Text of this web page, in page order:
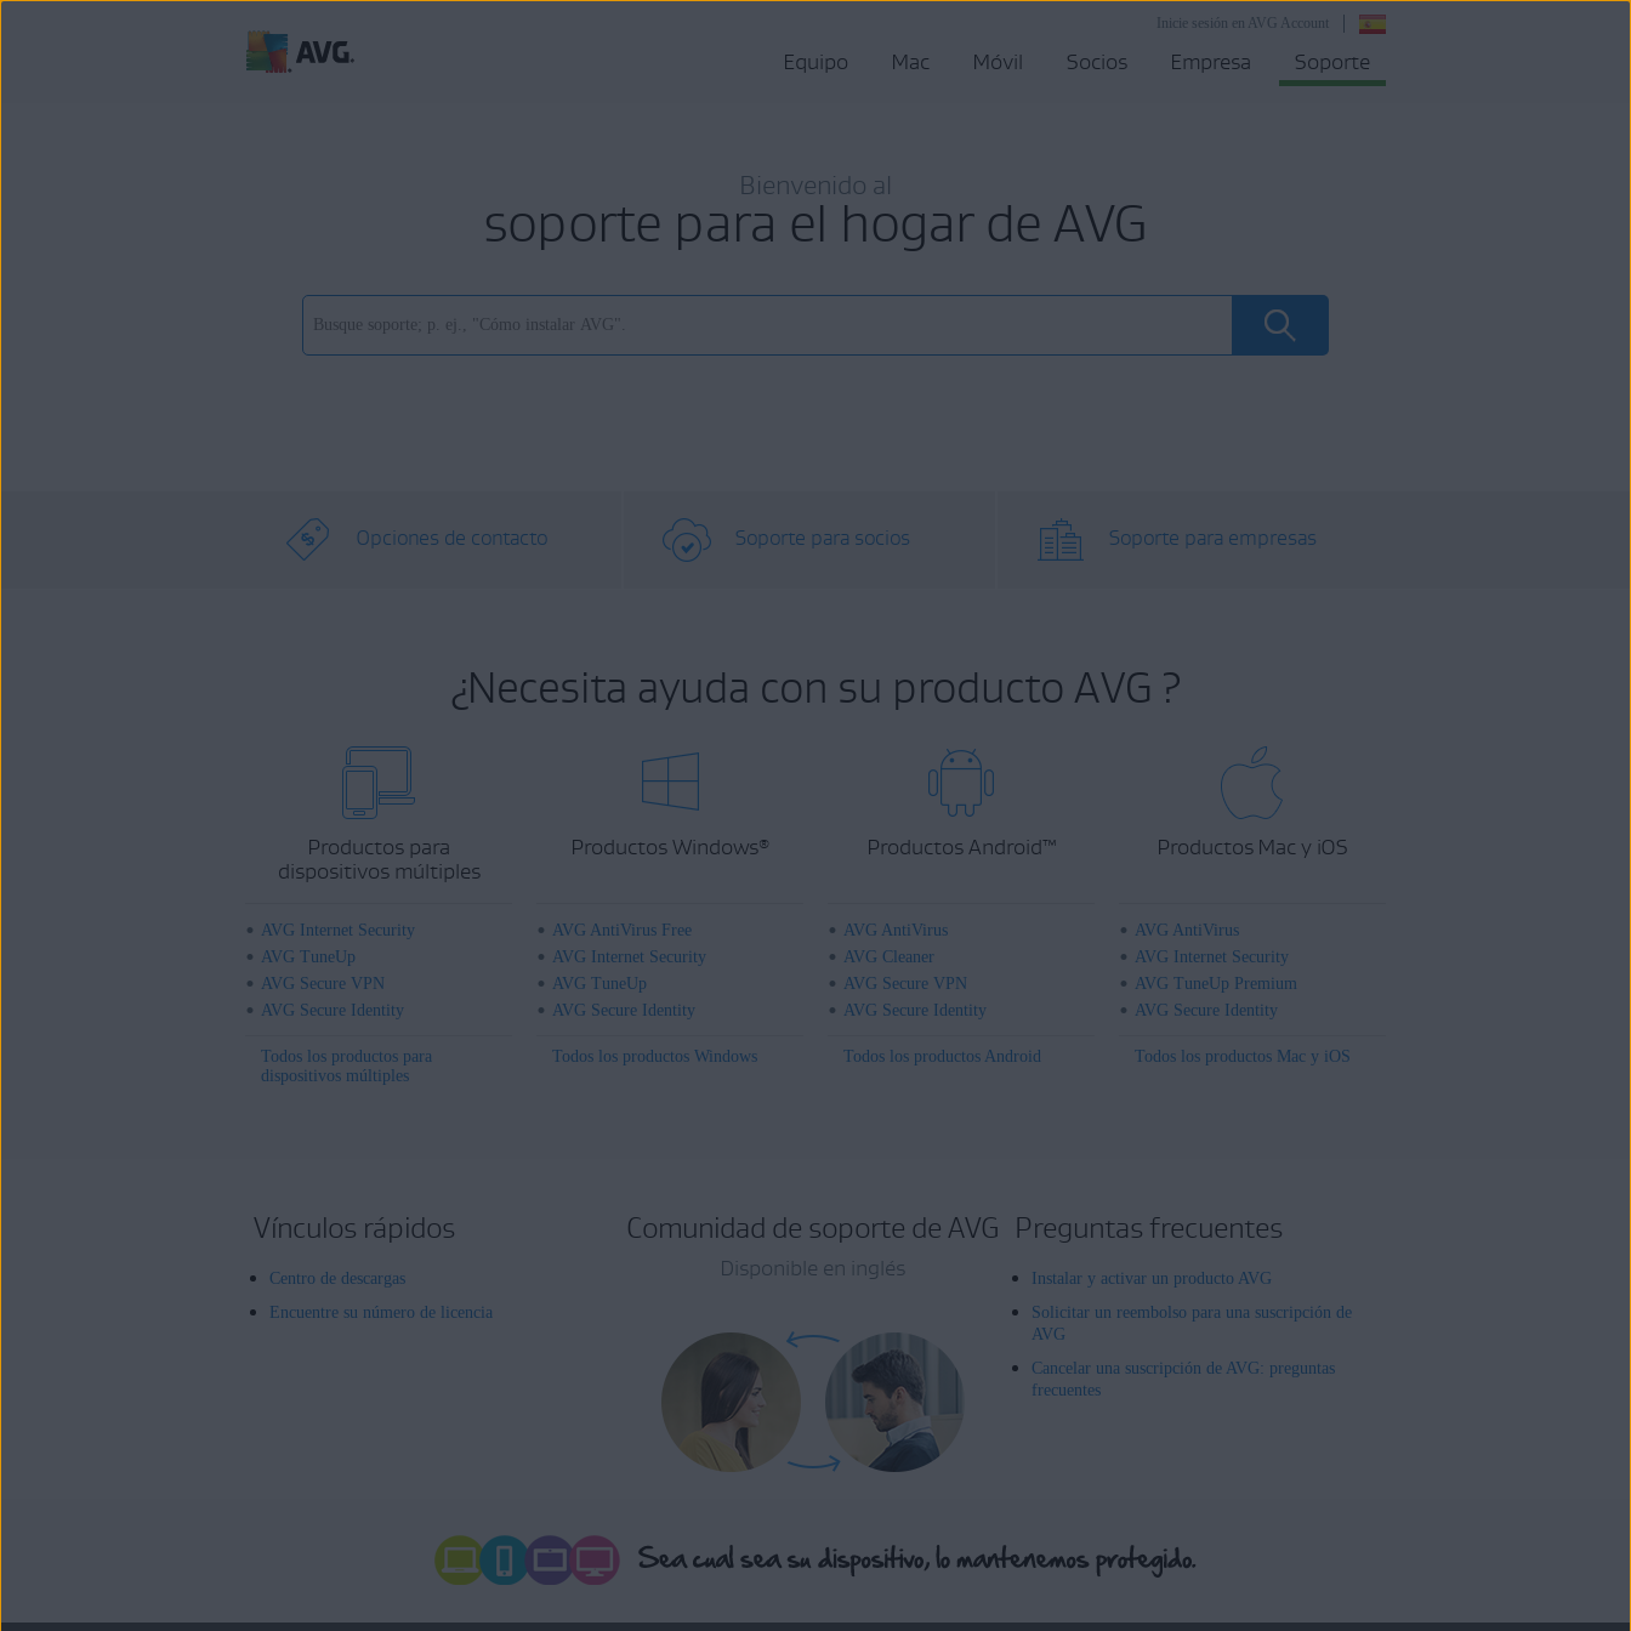
Inicie sesión en AVG Account
Equipo Mac Móvil Socios Empresa Soporte
Bienvenido al
soporte para el hogar de AVG
Opciones de contacto Soporte para socios Soporte para empresas
¿Necesita ayuda con su producto AVG ?
Productos para
dispositivos múltiples
AVG Internet Security
AVG TuneUp
AVG Secure VPN
AVG Secure Identity
Todos los productos para
dispositivos múltiples
Productos Windows®
AVG AntiVirus Free
AVG Internet Security
AVG TuneUp
AVG Secure Identity
Todos los productos Windows
Productos Android™
AVG AntiVirus
AVG Cleaner
AVG Secure VPN
AVG Secure Identity
Todos los productos Android
Productos Mac y iOS
AVG AntiVirus
AVG Internet Security
AVG TuneUp Premium
AVG Secure Identity
Todos los productos Mac y iOS
Vínculos rápidos
Centro de descargas
Encuentre su número de licencia
Comunidad de soporte de AVG
Disponible en inglés
Preguntas frecuentes
Instalar y activar un producto AVG
Solicitar un reembolso para una suscripción de
AVG
Cancelar una suscripción de AVG: preguntas
frecuentes